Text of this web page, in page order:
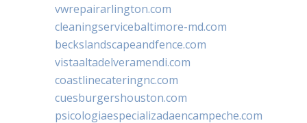
vwrepairarlington.com
cleaningservicebaltimore-md.com
beckslandscapeandfence.com
vistaaltadelveramendi.com
coastlinecateringnc.com
cuesburgershouston.com
psicologiaespecializadaencampeche.com